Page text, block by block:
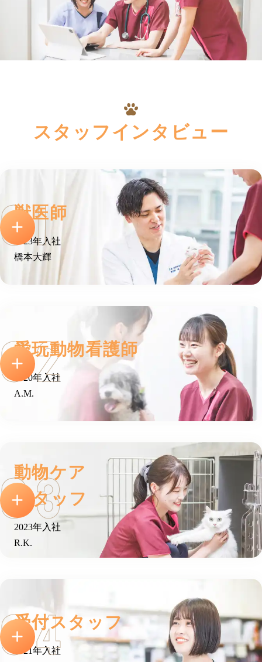
スタッフインタビュー
獣医師
2023年入社
橋本大輝
愛玩動物看護師
2020年入社
A.M.
動物ケア
スタッフ
2023年入社
R.K.
受付スタッフ
2021年入社